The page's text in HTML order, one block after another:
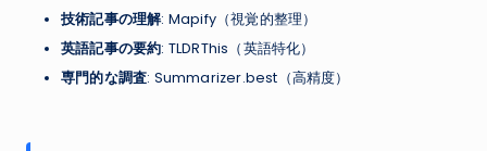
技術記事の理解: Mapify（視覚的整理）
英語記事の要約: TLDRThis（英語特化）
専門的な調査: Summarizer.best（高精度）